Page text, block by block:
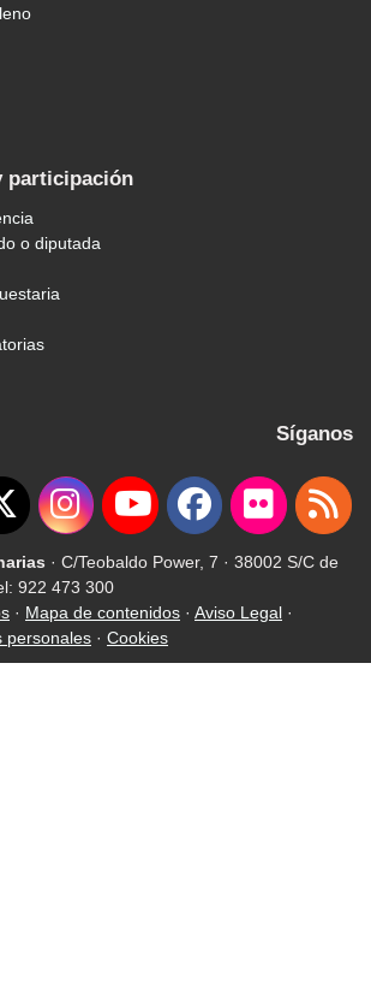
participación
o diputada
Síganos
· C/Teobaldo Power, 7 · 38002 S/C de
922 473 300
· Mapa de contenidos · Aviso Legal ·
personales · Cookies